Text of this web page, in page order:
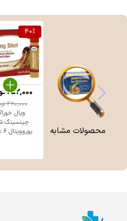
محصولات مشابه
40%
ویال
جینسینگ
یوروویتال 6 عددی
420,000
252,000